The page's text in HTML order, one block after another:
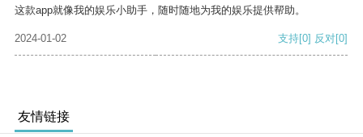
这款app就像我的娱乐小助手，随时随地为我的娱乐提供帮助。
2024-01-02 支持[0] 反对[0]
友情链接